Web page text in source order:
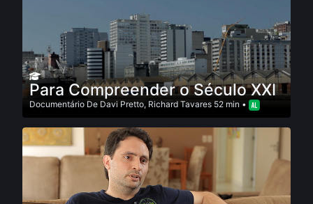
Para Compreender o Século XXI
Documentário De Davi Pretto, Richard Tavares 52 min •